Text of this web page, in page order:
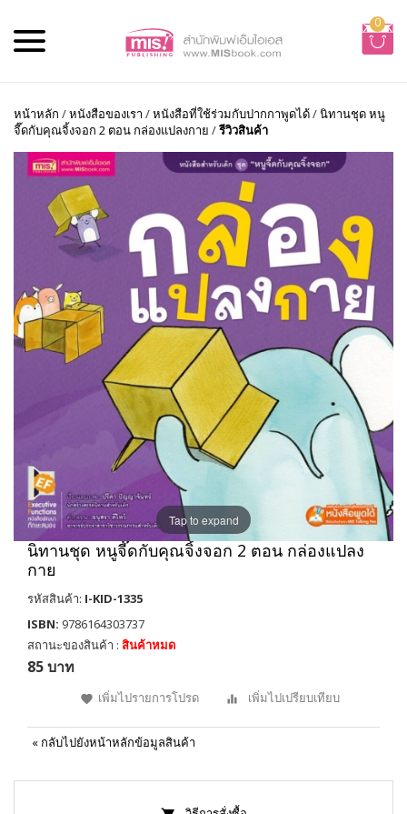
0
หน้าหลัก /หนังสือของเรา /หนังสือที่ใช้ร่วมกับปากกาพูดได้/นิทานชุด หนู
จี๊ดกับคุณจิ้งจอก 2 ตอน กล่องแปลงกาย /รีวิวสินค้า
Tap to expand
นิทานชุด หนูจี๊ดกับคุณจิ้งจอก 2 ตอน กล่องแปลง
กาย
รหัสสินค้า: I-KID-1335
ISBN: 9786164303737
สถานะของสินค้า : สินค้าหมด
85 บาท
เพิ่มไปรายการโปรด เพิ่มไปเปรียบเทียบ
« กลับไปยังหน้าหลักข้อมูลสินค้า